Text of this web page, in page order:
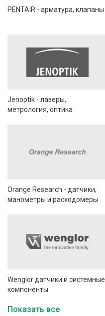
PENTAIR - арматура, клапаны
Jenoptik - лазеры,
метрология, оптика
Orange Research - датчики,
манометры и расходомеры
Wenglor датчики и системные
компоненты
Показать все